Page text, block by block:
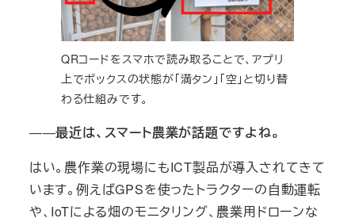
QRコードをスマホで読み取ることで、アプリ
上でボックスの状態が「満タン」「空」と切り替
わる仕組みです。
――最近は、スマート農業が話題ですよね。
はい。農作業の現場にもICT製品が導入されてきて
います。例えばGPSを使ったトラクターの自動運転
や、IoTによる畑のモニタリング、農業用ドローンな